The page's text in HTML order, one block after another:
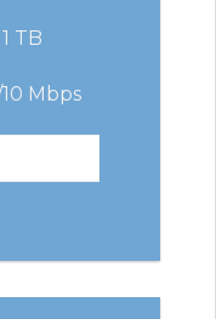
1 TB
Mbps